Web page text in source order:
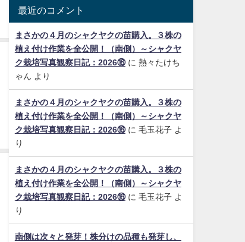
最近のコメント
まさかの４月のシャクヤクの苗購入。３株の
植え付け作業を全公開！（南側）～シャクヤ
ク栽培写真観察日記：2026⑯に 熱々たけち
ゃん より
まさかの４月のシャクヤクの苗購入。３株の
植え付け作業を全公開！（南側）～シャクヤ
ク栽培写真観察日記：2026⑯に 毛玉花子よ
り
まさかの４月のシャクヤクの苗購入。３株の
植え付け作業を全公開！（南側）～シャクヤ
ク栽培写真観察日記：2026⑯に 毛玉花子よ
り
南側は次々と発芽！株分けの品種も発芽し、